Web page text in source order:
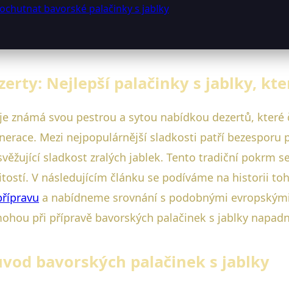
bavorské palačinky s jablky
Nejlepší palačinky s jablky,
je známá svou pestrou a sytou nabídkou dezertů,
Mezi nejpopulárnější sladkosti patří
sladkost zralých jablek. Tento tradiční pokrm
V následujícím článku se podíváme na historii
a nabídneme srovnání s podobnými
při přípravě bavorských palačinek s jablky
bavorských palačinek s jablky